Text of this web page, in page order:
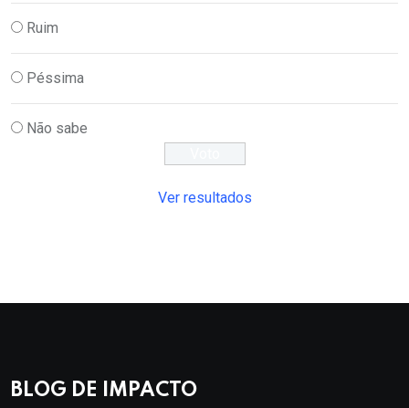
Ruim
Péssima
Não sabe
Ver resultados
BLOG DE IMPACTO